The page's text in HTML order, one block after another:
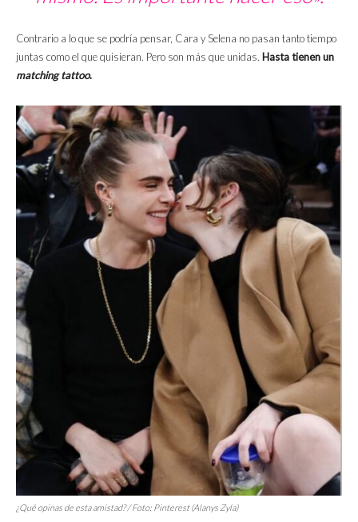
Contrario a lo que se podría pensar, Cara y Selena no pasan tanto tiempo
juntas como el que quisieran. Pero son más que unidas. Hasta tienen un
matching tattoo.
¿Qué opinas de esta amistad? / Foto: Pinterest (Alanys Zyla)